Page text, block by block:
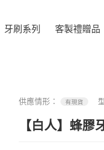
牙刷系列 客製禮贈品
供應情形： 有現貨
【白人】蜂膠